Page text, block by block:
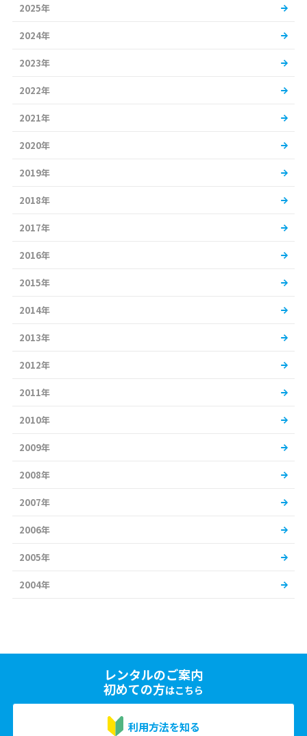
2025年
2024年
2023年
2022年
2021年
2020年
2019年
2018年
2017年
2016年
2015年
2014年
2013年
2012年
2011年
2010年
2009年
2008年
2007年
2006年
2005年
2004年
レンタルのご案内
初めての方はこちら
利用方法を知る